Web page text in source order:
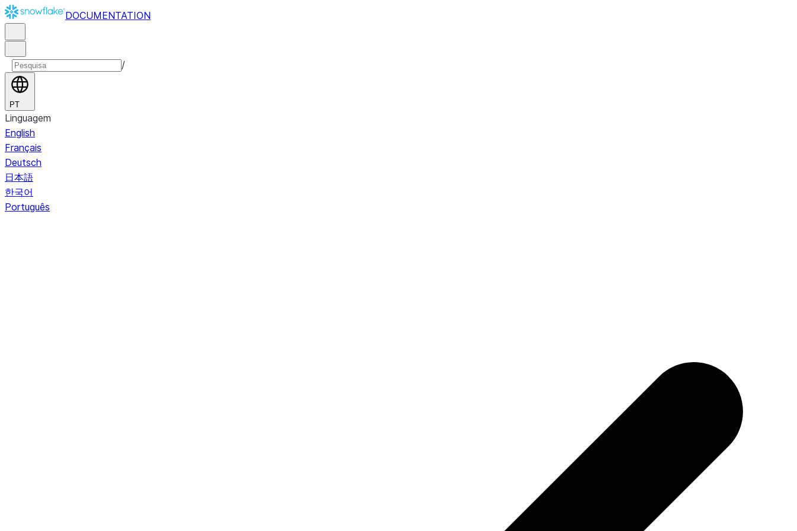
DOCUMENTATION
/
PT
Linguagem
English
Français
Deutsch
日本語
한국어
Português